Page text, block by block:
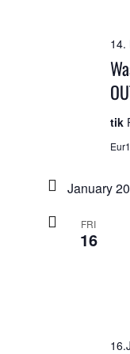
14.
tik
January
FRI
16